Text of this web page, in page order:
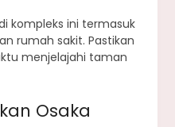
kompleks ini termasuk
rumah sakit. Pastikan
menjelajahi taman
Osaka